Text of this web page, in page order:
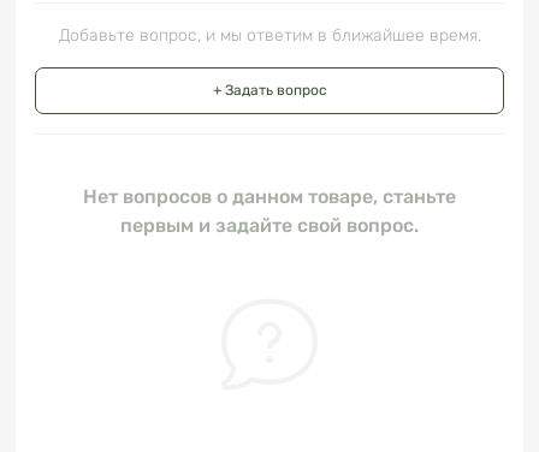
Добавьте вопрос, и мы ответим в ближайшее время.
+ Задать вопрос
Нет вопросов о данном товаре, станьте
первым и задайте свой вопрос.